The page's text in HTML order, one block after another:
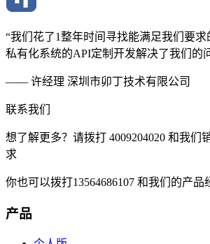
“我们花了1整年时间寻找能满足我们要
私有化系统的API定制开发解决了我们的
—— 许经理 深圳市卯丁技术有限公司
联系我们
想了解更多？请拨打 4009204020 和我们
求
你也可以拨打13564686107 和我们的产品
产品